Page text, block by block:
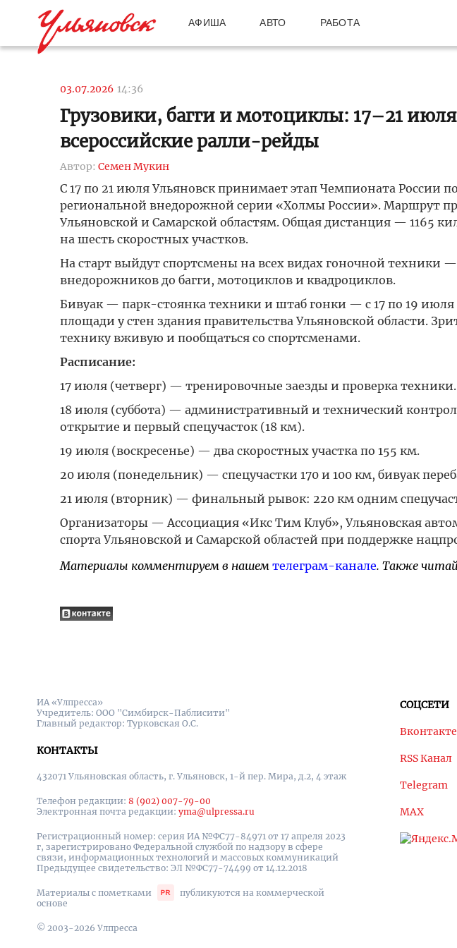
АФИША АВТО РАБОТА
03.07.2026 14:36
Грузовики, багги и мотоциклы: 17–21
всероссийские ралли-рейды
Автор: Семен Мукин
С 17 по 21 июля Ульяновск принимает этап Чемпионата России
региональной внедорожной серии «Холмы России». Маршрут
Ульяновской и Самарской областям. Общая дистанция — 1165
на шесть скоростных участков.
На старт выйдут спортсмены на всех видах гоночной техники
внедорожников до багги, мотоциклов и квадроциклов.
Бивуак — парк-стоянка техники и штаб гонки — с 17 по 19
площади у стен здания правительства Ульяновской области.
технику вживую и пообщаться со спортсменами.
Расписание:
17 июля (четверг) — тренировочные заезды и проверка техники.
18 июля (суббота) — административный и технический
открытие и первый спецучасток (18 км).
19 июля (воскресенье) — два скоростных участка по 155 км.
20 июля (понедельник) — спецучастки 170 и 100 км, бивуак
21 июля (вторник) — финальный рывок: 220 км одним
Организаторы — Ассоциация «Икс Тим Клуб», Ульяновская
спорта Ульяновской и Самарской областей при поддержке
Материалы комментируем в нашем телеграм-канале. Также
ИА «Улпресса»
Учредитель: ООО "Симбирск-Паблисити"
Главный редактор: Турковская О.С.
КОНТАКТЫ
432071 Ульяновская область, г. Ульяновск, 1-й пер. Мира, д.2, 4 этаж
Телефон редакции: 8 (902) 007-79-00
Электронная почта редакции: yma@ulpressa.ru
Регистрационный номер: серия ИА №ФС77-84971 от 17 апреля 2023
г, зарегистрировано Федеральной службой по надзору в сфере
связи, информационных технологий и массовых коммуникаций
Предыдущее свидетельство: ЭЛ №ФС77-74499 от 14.12.2018
Материалы с пометками
публикуются на коммерческой
основе
© 2003-2026 Улпресса
СОЦСЕТИ
Вконтакте
RSS Канал
Telegram
MAX